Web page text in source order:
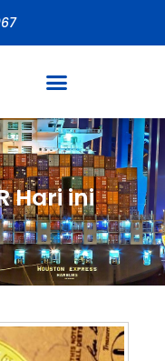
Hari ini